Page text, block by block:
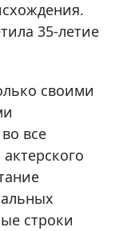
35-летие
своими
все
строки